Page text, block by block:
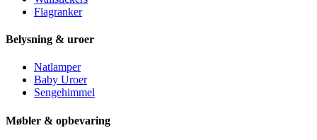
Flagranker
Belysning & uroer
Natlamper
Baby Uroer
Sengehimmel
Møbler & opbevaring